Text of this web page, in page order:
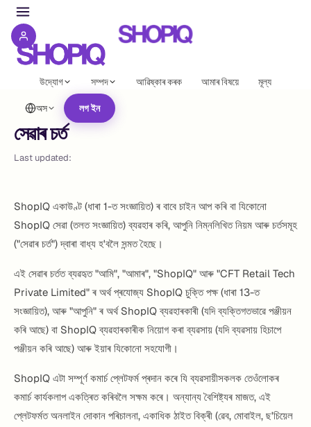
উদ্যোগ সম্পদ আৱিষ্কাৰ কৰক আমাৰ বিষয়ে মূল্য
অস লগ ইন
সেৱাৰ চৰ্ত
Last updated:
ShopIQ একাউণ্ট (ধাৰা 1-ত সংজ্ঞায়িত) ৰ বাবে চাইন আপ কৰি বা যিকোনো
ShopIQ সেৱা (তলত সংজ্ঞায়িত) ব্যৱহাৰ কৰি, আপুনি নিম্নলিখিত নিয়ম আৰু চৰ্তসমূহ
("সেৱাৰ চৰ্ত") দ্বাৰা বাধ্য হ'বলৈ সন্মত হৈছে।
এই সেৱাৰ চৰ্তত ব্যৱহৃত "আমি", "আমাৰ", "ShopIQ" আৰু "CFT Retail Tech
Private Limited" ৰ অৰ্থ প্ৰযোজ্য ShopIQ চুক্তি পক্ষ (ধাৰা 13-ত
সংজ্ঞায়িত), আৰু "আপুনি" ৰ অৰ্থ ShopIQ ব্যৱহাৰকাৰী (যদি ব্যক্তিগতভাৱে পঞ্জীয়ন
কৰি আছে) বা ShopIQ ব্যৱহাৰকাৰীক নিয়োগ কৰা ব্যৱসায় (যদি ব্যৱসায় হিচাপে
পঞ্জীয়ন কৰি আছে) আৰু ইয়াৰ যিকোনো সহযোগী।
ShopIQ এটা সম্পূৰ্ণ কমাৰ্চ প্লেটফৰ্ম প্ৰদান কৰে যি ব্যৱসায়ীসকলক তেওঁলোকৰ
কমাৰ্চ কাৰ্যকলাপ একত্ৰিত কৰিবলৈ সক্ষম কৰে। অন্যান্য বৈশিষ্ট্যৰ মাজত, এই
প্লেটফৰ্মত অনলাইন দোকান পৰিচালনা, একাধিক ঠাইত বিক্ৰী (ৱেব, মোবাইল, ছ'চিয়েল